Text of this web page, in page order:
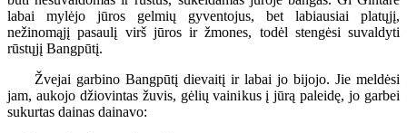
labai mylėjo jūros gelmių gyventojus, bet labiausiai platųjį,
nežinomąjį pasaulį virš jūros ir žmones, todėl stengėsi suvaldyti
rūstųjį Bangpūtį.
Žvejai garbino Bangpūtį dievaitį ir labai jo bijojo. Jie meldėsi
jam, aukojo džiovintas žuvis, gėlių vainikus į jūrą paleidę, jo garbei
sukurtas dainas dainavo: